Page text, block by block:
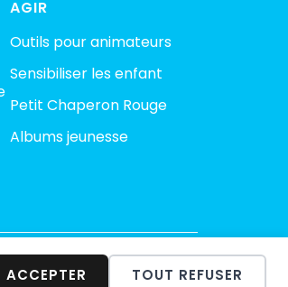
ACCEPTER TOUT REFUSER
AGIR
Outils pour animateurs
Sensibiliser les enfant
Petit Chaperon Rouge
Albums jeunesse